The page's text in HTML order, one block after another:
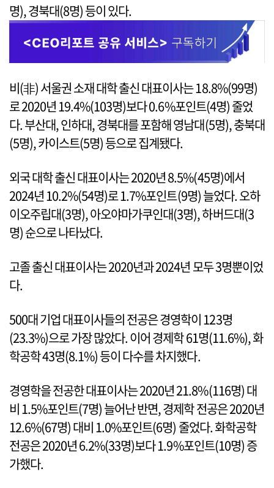
명), 경북대(8명) 등이 있다.
비(非) 서울권 소재 대학 출신 대표이사는 18.8%(99명)
로 2020년 19.4%(103명)보다 0.6%포인트(4명) 줄었
다. 부산대, 인하대, 경북대를 포함해 영남대(5명), 충북대
(5명), 카이스트(5명) 등으로 집계됐다.
외국 대학 출신 대표이사는 2020년 8.5%(45명)에서
2024년 10.2%(54명)로 1.7%포인트(9명) 늘었다. 오하
이오주립대(3명), 아오야마가쿠인대(3명), 하버드대(3
명) 순으로 나타났다.
고졸 출신 대표이사는 2020년과 2024년 모두 3명뿐이었
다.
500대 기업 대표이사들의 전공은 경영학이 123명
(23.3%)으로 가장 많았다. 이어 경제학 61명(11.6%), 화
학공학 43명(8.1%) 등이 다수를 차지했다.
경영학을 전공한 대표이사는 2020년 21.8%(116명) 대
비 1.5%포인트(7명) 늘어난 반면, 경제학 전공은 2020년
12.6%(67명) 대비 1.0%포인트(6명) 줄었다. 화학공학
전공은 2020년 6.2%(33명)보다 1.9%포인트(10명) 증
가했다.